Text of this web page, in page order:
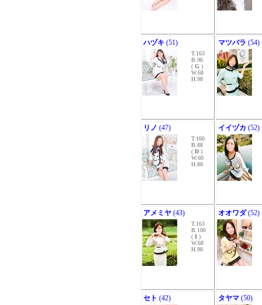
ハヅキ (51)
T.163
B.96
( G )
W.68
H.98
マツバラ (54)
リノ (47)
T.160
B.88
( D )
W.60
H.88
イイヅカ (52)
アメミヤ (43)
T.163
B.100
( I )
W.68
H.98
オオワダ(52)
セト (42) タヤマ (50)